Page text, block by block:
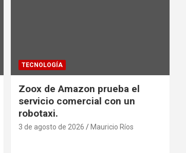
TECNOLOGÍA
Zoox de Amazon prueba el
servicio comercial con un
robotaxi.
3 de agosto de 2026 Mauricio Ríos